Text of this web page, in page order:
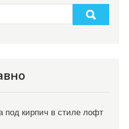
под кирпич в стиле лофт